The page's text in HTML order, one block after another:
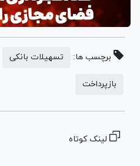
برچسب ها: تسهیلات بانکی
بازپرداخت
لینک کوتاه